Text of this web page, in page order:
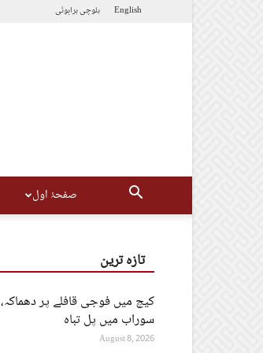
English بلوچیبراہوئی
صفحۂ اول
تازہ ترین
کیچ میں فوجی قافلے پر دھماکہ،
سوراب میں پل تباہ
August 8, 2026